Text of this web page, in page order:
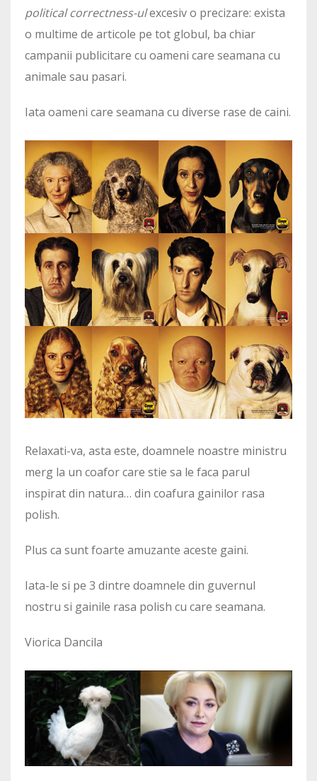
political correctness-ulexcesivo precizare: exista
o multime de articole pe tot globul, ba chiar
campanii publicitare cu oameni care seamana cu
animale sau pasari.
Iata oameni care seamana cu diverse rase de caini.
Relaxati-va, asta este, doamnele noastre ministru
merg la un coafor care stie sa le faca parul
inspirat din natura… din coafura gainilor rasa
polish.
Plus ca sunt foarte amuzante aceste gaini.
Iata-le si pe 3 dintre doamnele din guvernul
nostru si gainile rasa polish cu care seamana.
Viorica Dancila